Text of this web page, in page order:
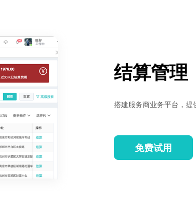
结算管理
搭建服务商业务平台，
免费试用